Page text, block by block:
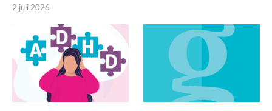
2 juli 2026